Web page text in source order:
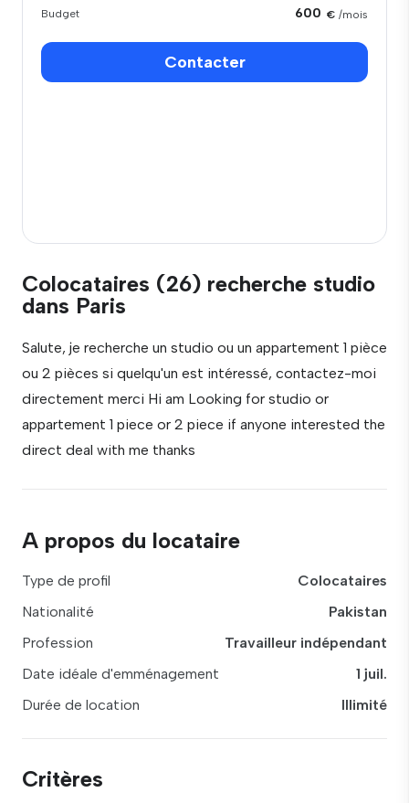
Budget 600 € /mois
Contacter
Colocataires (26) recherche studio
dans Paris
Salute, je recherche un studio ou un appartement 1 pièce
ou 2 pièces si quelqu'un est intéressé, contactez-moi
directement merci Hi am Looking for studio or
appartement 1 piece or 2 piece if anyone interested the
direct deal with me thanks
A propos du locataire
Type de profil
Colocataires
Nationalité
Pakistan
Profession
Travailleur indépendant
Date idéale d'emménagement
1 juil.
Durée de location
Illimité
Critères